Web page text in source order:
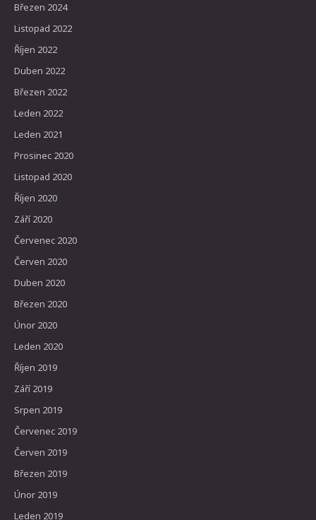
Březen 2024
Listopad 2022
Říjen 2022
Duben 2022
Březen 2022
Leden 2022
Leden 2021
Prosinec 2020
Listopad 2020
Říjen 2020
Září 2020
Červenec 2020
Červen 2020
Duben 2020
Březen 2020
Únor 2020
Leden 2020
Říjen 2019
Září 2019
Srpen 2019
Červenec 2019
Červen 2019
Březen 2019
Únor 2019
Leden 2019